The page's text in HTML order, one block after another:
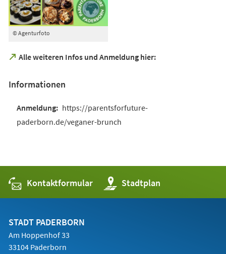
© Agenturfoto
Alle weiteren Infos und Anmeldung hier:
(Öffnet
neuen
Informationen
https://parentsforfuture-
paderborn.de/veganer-brunch
Kontaktformular Stadtplan
(Öffnet
in
einem
STADT PADERBORN
Am Hoppenhof 33
33104 Paderborn